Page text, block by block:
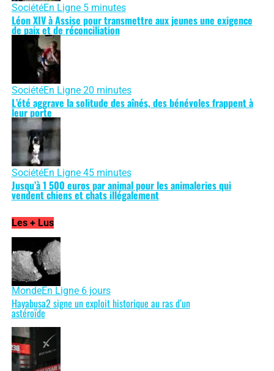
SociétéEn Ligne 5 minutes
Léon XIV à Assise pour transmettre aux jeunes une exigence
de paix et de réconciliation
SociétéEn Ligne 20 minutes
L’été aggrave la solitude des aînés, des bénévoles frappent à
leur porte
SociétéEn Ligne 45 minutes
Jusqu’à 1 500 euros par animal pour les animaleries qui
vendent chiens et chats illégalement
Les + Lus
MondeEn Ligne 6 jours
Hayabusa2 signe un exploit historique au ras d’un
astéroïde